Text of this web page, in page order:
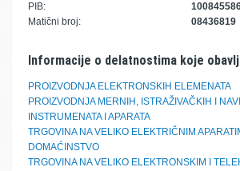
PIB:
Matični broj:
08436819
Informacije o delatnostima koje
PROIZVODNJA ELEKTRONSKIH ELEMENATA
PROIZVODNJA MERNIH, ISTRAŽIVAČKIH I
INSTRUMENATA I APARATA
TRGOVINA NA VELIKO ELEKTRIČNIM
DOMAĆINSTVO
TRGOVINA NA VELIKO ELEKTRONSKIM I